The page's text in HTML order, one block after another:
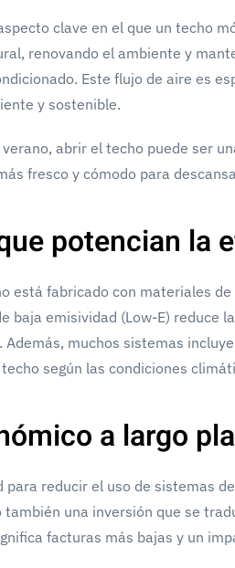
clave en el que un techo
renovando el ambiente y
Este flujo de aire es
y sostenible.
abrir el techo puede ser
fresco y cómodo para
potencian la
está fabricado con materiales
baja emisividad (Low-E)
Además, muchos sistemas
según las condiciones
a largo
para reducir el uso de sistemas
una inversión que se
facturas más bajas y un